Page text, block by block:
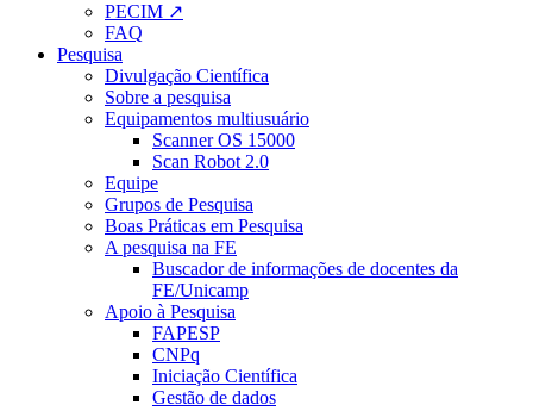
PECIM ↗
FAQ
Pesquisa
Divulgação Científica
Sobre a pesquisa
Equipamentos multiusuário
Scanner OS 15000
Scan Robot 2.0
Equipe
Grupos de Pesquisa
Boas Práticas em Pesquisa
A pesquisa na FE
Buscador de informações de docentes da
FE/Unicamp
Apoio à Pesquisa
FAPESP
CNPq
Iniciação Científica
Gestão de dados